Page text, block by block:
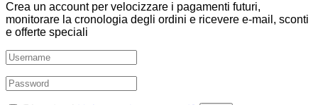
Crea un account per velocizzare i pagamenti futuri,
monitorare la cronologia degli ordini e ricevere e-mail, sconti
e offerte speciali